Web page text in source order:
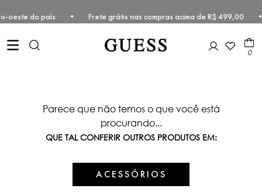
oeste do país • Frete grátis nas compras acima de R$
0
Parece que não temos o que você está
procurando...
QUE TAL CONFERIR OUTROS PRODUTOS EM:
ACESSÓRIOS